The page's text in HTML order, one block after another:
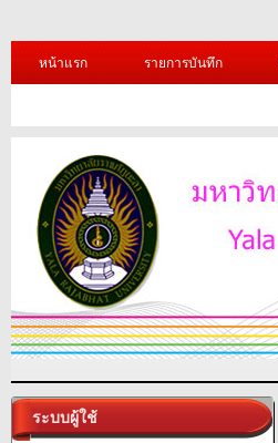
หน้าแรก รายการบันทึก
ระบบผู้ใช้